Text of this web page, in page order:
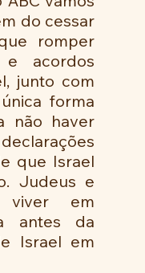
do cessar
romper
acordos
junto com
forma
não haver
que Israel
Judeus e
viver em
antes da
Israel em